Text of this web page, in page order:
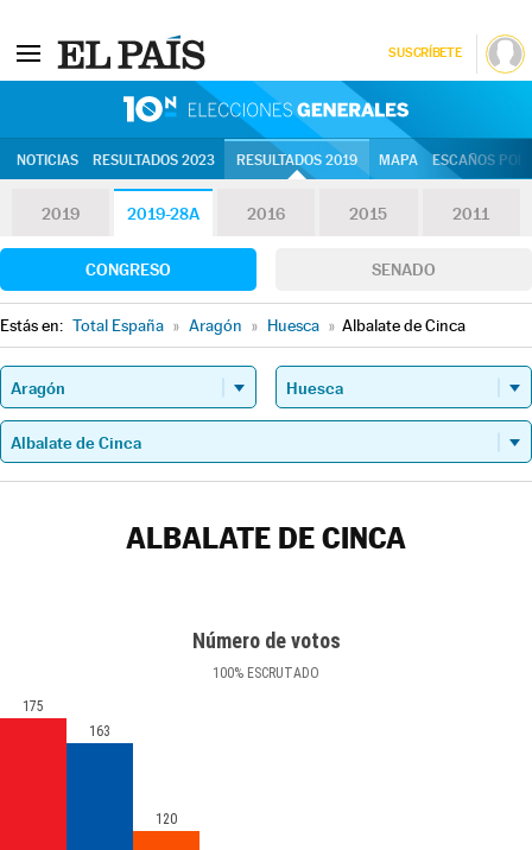
SUSCRÍBETE
NOTICIAS RESULTADOS 2023 RESULTADOS 2019 MAPA ESCAÑOS
2019 2019-28A 2016 2015 2011
CONGRESO SENADO
Estás en: Total España » Aragón » Huesca » Albalate de Cinca
ALBALATE DE CINCA
Número de votos
100% ESCRUTADO
175
163
120